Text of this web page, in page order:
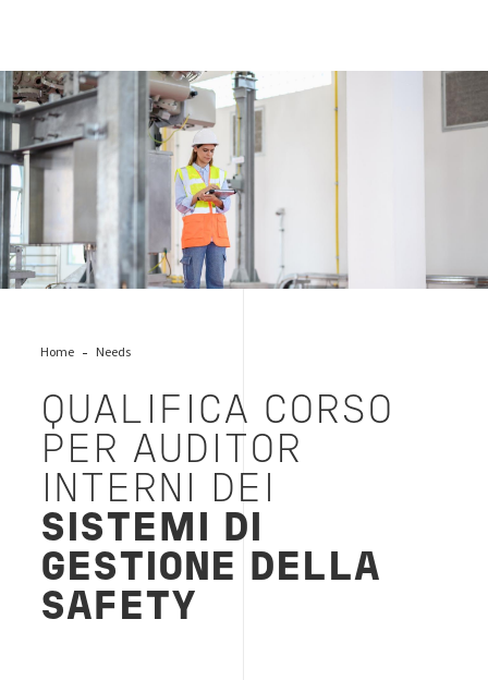
woman-sicurezza-macchine
Home Needs
QUALIFICA CORSO
PER AUDITOR
INTERNI DEI
SISTEMI DI
GESTIONE DELLA
SAFETY